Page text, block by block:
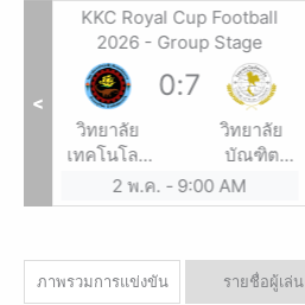
KKC Royal Cup Football
2026 - Group Stage
วิทยาลัย
เทคโนโลยี
ภูเวียง
พณิชยการ
0:7
วิทยาลัย
บัณฑิต
เอเซีย
2 พ.ค. - 9:00 AM
<
ภาพรวมการแข่งขัน รายชื่อผู้เล่น